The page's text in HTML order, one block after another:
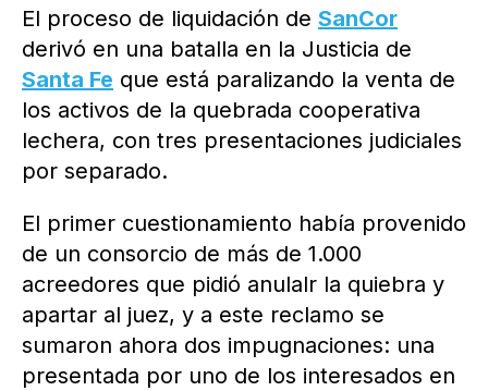
El proceso de liquidación de SanCor
derivó en una batalla en la Justicia de
Santa Fe que está paralizando la venta de
los activos de la quebrada cooperativa
lechera, con tres presentaciones judiciales
por separado.
El primer cuestionamiento había provenido
de un consorcio de más de 1.000
acreedores que pidió anulalr la quiebra y
apartar al juez, y a este reclamo se
sumaron ahora dos impugnaciones: una
presentada por uno de los interesados en